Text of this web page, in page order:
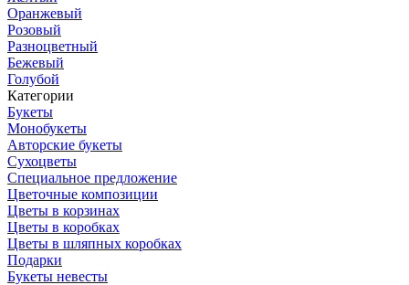
Оранжевый
Розовый
Разноцветный
Бежевый
Голубой
Категории
Букеты
Монобукеты
Авторские букеты
Сухоцветы
Специальное предложение
Цветочные композиции
Цветы в корзинах
Цветы в коробках
Цветы в шляпных коробках
Подарки
Букеты невесты